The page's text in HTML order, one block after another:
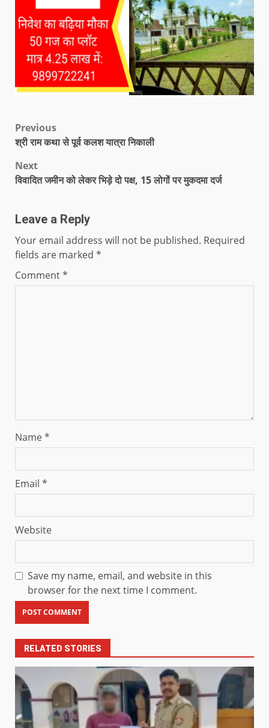
Previous
श्री राम कथा से पूर्व कलश यात्रा निकाली
Next
विवादित जमीन को लेकर भिड़े दो पक्ष, 15 लोगों पर मुकदमा दर्ज
Leave a Reply
Your email address will not be published. Required
fields are marked *
Comment*
Name*
Email *
Website
Save my name, email, and website in this
browser for the next time I comment.
RELATED STORIES